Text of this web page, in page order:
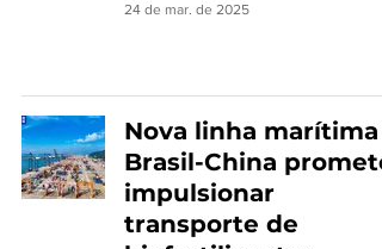
24 de mar. de 2025
Nova linha marítima
Brasil-China promete
impulsionar
transporte de